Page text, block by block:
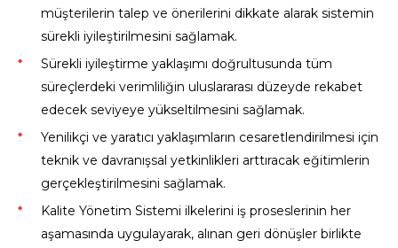
müşterilerin talep ve önerilerini dikkate alarak sistemin
sürekli iyileştirilmesini sağlamak.
Sürekli iyileştirme yaklaşımı doğrultusunda tüm
süreçlerdeki verimliliğin uluslararası düzeyde rekabet
edecek seviyeye yükseltilmesini sağlamak.
Yenilikçi ve yaratıcı yaklaşımların cesaretlendirilmesi için
teknik ve davranışsal yetkinlikleri arttıracak eğitimlerin
gerçekleştirilmesini sağlamak.
Kalite Yönetim Sistemi ilkelerini iş proseslerinin her
aşamasında uygulayarak, alınan geri dönüşler birlikte